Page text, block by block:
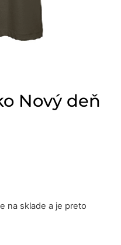
Nový deň
na sklade a je preto